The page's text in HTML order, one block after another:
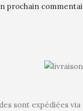
prochain
sont expédiées via